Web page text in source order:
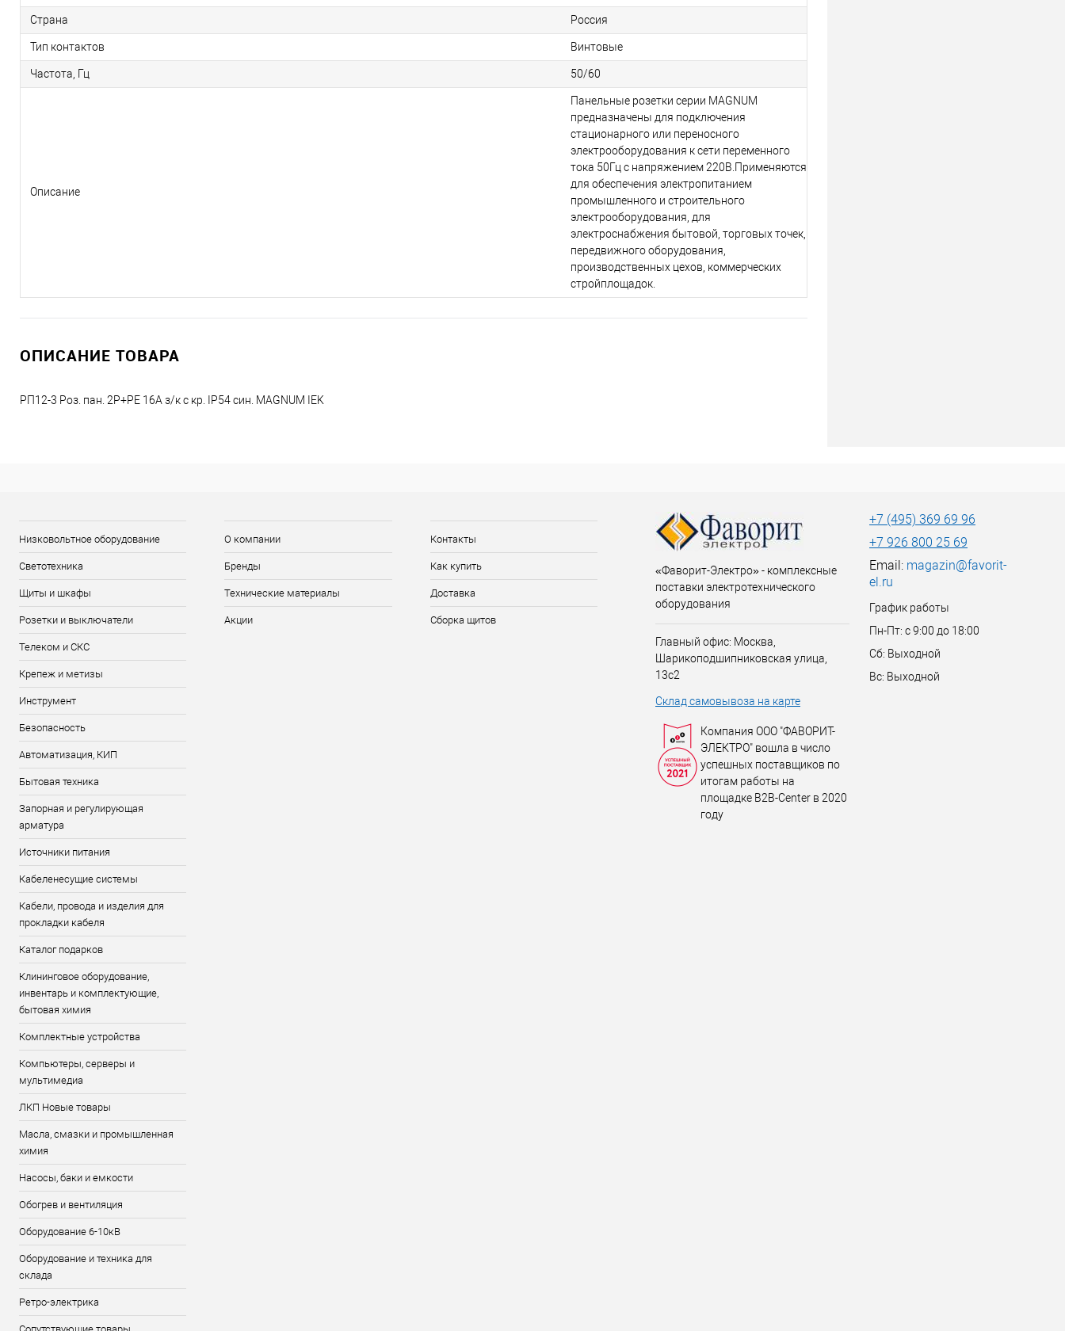
Страна Россия
Тип контактов Винтовые
Частота, Гц 50/60
Описание
Панельные розетки серии MAGNUM
предназначены для подключения
стационарного или переносного
электрооборудования к сети переменного
тока 50Гц с напряжением 220В.Применяются
для обеспечения электропитанием
промышленного и строительного
электрооборудования, для
электроснабжения бытовой, торговых точек,
передвижного оборудования,
производственных цехов, коммерческих
стройплощадок.
ОПИСАНИЕ ТОВАРА
РП12-3 Роз. пан. 2Р+РЕ 16А з/к с кр. IP54 син. MAGNUM IEK
Низковольтное оборудование
Светотехника
Щиты и шкафы
Розетки и выключатели
Телеком и СКС
Крепеж и метизы
Инструмент
Безопасность
Автоматизация, КИП
Бытовая техника
Запорная и регулирующая
арматура
Источники питания
Кабеленесущие системы
Кабели, провода и изделия для
прокладки кабеля
Каталог подарков
Клининговое оборудование,
инвентарь и комплектующие,
бытовая химия
Комплектные устройства
Компьютеры, серверы и
мультимедиа
ЛКП Новые товары
Масла, смазки и промышленная
химия
Насосы, баки и емкости
Обогрев и вентиляция
Оборудование 6-10кВ
Оборудование и техника для
склада
Ретро-электрика
О компании
Бренды
Технические материалы
Акции
Контакты
Как купить
Доставка
Сборка щитов
«Фаворит-Электро» - комплексные
поставки электротехнического
оборудования
Главный офис: Москва,
Шарикоподшипниковская улица,
13с2
Склад самовывоза на карте
Компания ООО "ФАВОРИТ-
ЭЛЕКТРО" вошла в число
успешных поставщиков по
итогам работы на
площадке B2B-Center в 2020
году
+7 (495) 369 69 96
+7 926 800 25 69
Email: magazin@favorit-
el.ru
График работы
Пн-Пт: с 9:00 до 18:00
Сб: Выходной
Вс: Выходной